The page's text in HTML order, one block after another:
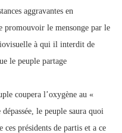
aggravantes en
promouvoir le mensonge par le
à qui il interdit de
le peuple partage
coupera l’oxygène au «
le peuple saura quoi
ces présidents de partis et a ce